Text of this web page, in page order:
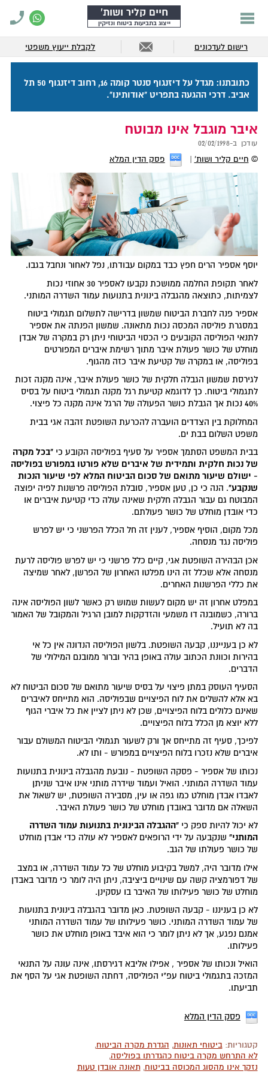
חיים קליר ושות'
ייצוג בתביעות ביטוח ונזיקין
רישום לעדכונים לקבלת ייעוץ משפטי
כתובתנו: מגדל על דיזנגוף סנטר קומה 16, רחוב דיזנגוף 50 תל
אביב. דרכי ההגעה בתפריט "אודותינו".
איבר מוגבל אינו מבוטח
עודכן ב-02/02/1998
© חיים קליר ושות' פסק הדין המלא
יוסף אספיר הרים חפץ כבד במקום עבודתו, נפל לאחור ונחבל בגבו.
לאחר תקופת החלמה ממושכת נקבעו לאספיר 30 אחוזי נכות
לצמיתות, כתוצאה מהגבלה בינונית בתנועות עמוד השדרה המותני.
אספיר פנה לחברת הביטוח שמשון בדרישה לתשלום תגמולי ביטוח
במסגרת פוליסה המכסה נכות מתאונה. שמשון הפנתה את אספיר
לתנאי הפוליסה הקובעים כי הכסוי הביטוחי ניתן רק במקרה של אבדן
מוחלט של כושר פעולת איבר מתוך רשימת איברים המפורטים
בפוליסה, או במקרה של קטיעת איבר כזה מהגוף.
לגירסת שמשון הגבלה חלקית של כושר פעולת איבר, אינה מקנה זכות
לתגמולי ביטוח. כך לדוגמא קטיעת רגל מקנה תגמולי ביטוח על בסיס
40% נכות אך הגבלת כושר הפעולה של הרגל אינה מקנה כל פיצוי.
המחלוקת בין הצדדים הועברה להכרעת השופטת זהבה אגי בבית
משפט השלום בבת ים.
בבית המשפט הסתמך אספיר על סעיף בפוליסה הקובע כי"בכל מקרה
של נכות חלקית ותמידית של איברים שלא פורטו במפורש בפוליסה
- ישולם שיעור מתואם של סכום הביטוח המלא לפי שיעור הנכות
שנקבע". הנה כי כן, טען אספיר, סובלת הפוליסה פרשנות לפיה יפוצה
המבוטח גם עבור הגבלה חלקית שאינה עולה כדי קטיעת איברים או
כדי אובדן מוחלט של כושר פעולתם.
מכל מקום, הוסיף אספיר, לענין זה חל הכלל הפרשני כי יש לפרש
פוליסה נגד מנסחה.
אכן הבהירה השופטת אגי, קיים כלל פרשני כי יש לפרש פוליסה לרעת
מנסחה אלא שכלל זה הינו מפלטו האחרון של הפרשן, לאחר שמיצה
את כללי הפרשנות האחרים.
במפלט אחרון זה יש מקום לעשות שמוש רק כאשר לשון הפוליסה אינה
ברורה, כשמובנה דו משמעי והזדקקות למובן הרגיל והמקובל של האמור
בה לא תועיל.
לא כן בענייננו, קבעה השופטת. בלשון הפוליסה הנדונה אין כל אי
בהירות וכוונת הכתוב עולה באופן בהיר וברור ממובנם המילולי של
הדברים.
הסעיף העוסק במתן פיצוי על בסיס שיעור מתואם של סכום הביטוח לא
בא אלא להשלים את לוח הפיצויים שבפוליסה. הוא מתייחס לאיברים
שאינם כלולים בלוח הפיצויים, שכן לא ניתן לציין את כל איברי הגוף
ללא יוצא מן הכלל בלוח הפיצויים.
לפיכך, סעיף זה מתייחס אך ורק לשעור תגמולי הביטוח המשולם עבור
איברים שלא נזכרו בלוח הפיצויים במפורש - ותו לא.
נכותו של אספיר - פסקה השופטת - נובעת מהגבלה בינונית בתנועות
עמוד השדרה המותני. הואיל ועמוד שידרה מותני אינו איבר שניתן
לאבדו אבדן מוחלט כמו גפה או עין, מסבירה השופטת, יש לשאול את
השאלה אם מדובר באובדן מוחלט של כושר פעולת האיבר.
לא יכול להיות ספק כי"ההגבלה הבינונית בתנועות עמוד השדרה
המותני" שנקבעה על ידי הרופאים לאספיר לא עולה כדי אבדן מוחלט
של כושר פעולתו של הגב.
אילו מדובר היה, למשל בקיבוע מוחלט של כל עמוד השדרה, או במצב
של דפורמציה קשה עם שינויים ביציבה, ניתן היה לומר כי מדובר באבדן
מוחלט של כושר פעילותו של האיבר בו עסקינן.
לא כן בעניננו - קבעה השופטת. כאן מדובר בהגבלה בינונית בתנועות
של עמוד השדרה המותני. כושר פעילותו של עמוד השדרה המותני
אמנם נפגע, אך לא ניתן לומר כי הוא איבד באופן מוחלט את כושר
פעילותו.
הואיל ונכותו של אספיר , אפילו אליבא דגירסתו, אינה עונה על התנאי
המזכה בתגמולי ביטוח עפ"י הפוליסה, דחתה השופטת אגי על הסף את
תביעתו.
פסק הדין המלא
קטגוריות:ביטוחי תאונות, הגדרת מקרה הביטוח,
לא התרחש מקרה ביטוח כהגדרתו בפוליסה,
נזקך אינו מהסוג המכוסה בביטוח,תאונה אובדן טעות